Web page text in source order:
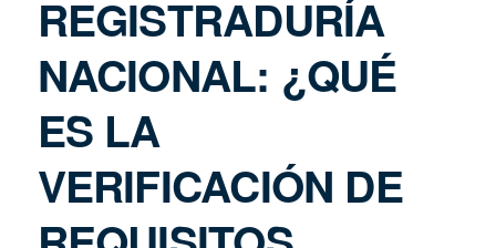
REGISTRADURÍA
NACIONAL: ¿QUÉ
ES LA
VERIFICACIÓN DE